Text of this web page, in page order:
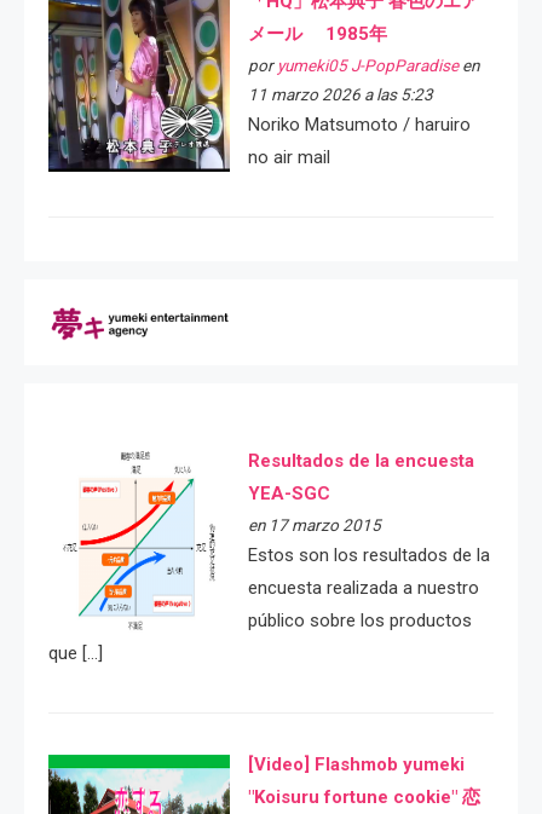
メール 1985年
por yumeki05 J-PopParadiseen
11 marzo 2026 a las 5:23
Noriko Matsumoto / haruiro
no air mail
Resultados de la encuesta
YEA-SGC
en 17 marzo 2015
Estos son los resultados de la
encuesta realizada a nuestro
público sobre los productos
que […]
[Video] Flashmob yumeki
"Koisuru fortune cookie" 恋